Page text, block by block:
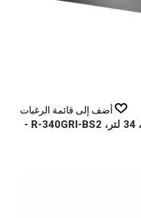
أضف إلى قائمة الرغبات
ميكروويف شارب إنفرتر مع شواية، 34 لتر، R-340GRI-BS2 -